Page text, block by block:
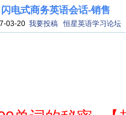
闪电式商务英语会话-销售
03-20 我要投稿 恒星英语学习论坛